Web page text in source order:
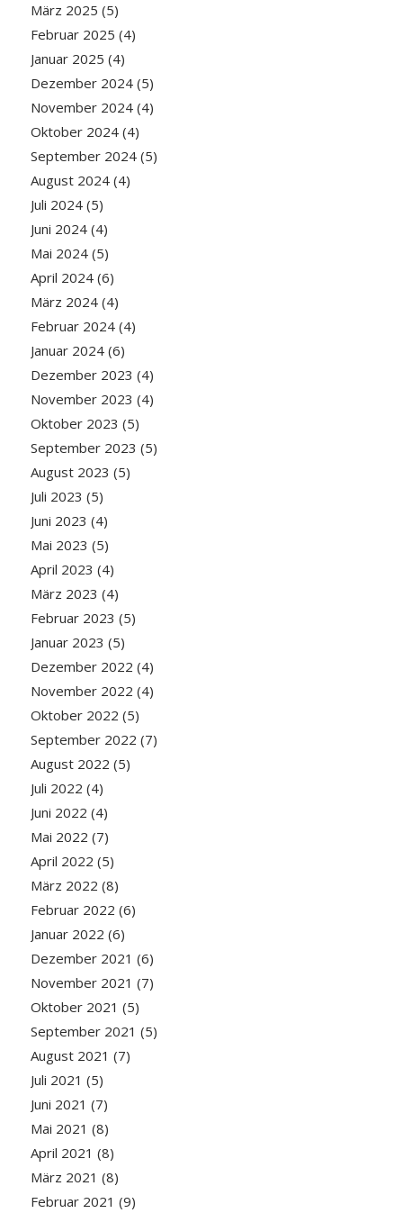
März 2025 (5)
Februar 2025 (4)
Januar 2025 (4)
Dezember 2024(5)
November 2024(4)
Oktober 2024(4)
September 2024(5)
August 2024(4)
Juli 2024(5)
Juni 2024(4)
Mai 2024(5)
April 2024(6)
März 2024(4)
Februar 2024(4)
Januar 2024(6)
Dezember 2023 (4)
November 2023 (4)
Oktober 2023 (5)
September 2023 (5)
August 2023 (5)
Juli 2023 (5)
Juni 2023 (4)
Mai 2023 (5)
April 2023 (4)
März 2023 (4)
Februar 2023 (5)
Januar 2023 (5)
Dezember 2022 (4)
November 2022 (4)
Oktober 2022 (5)
September 2022 (7)
August 2022 (5)
Juli 2022 (4)
Juni 2022 (4)
Mai 2022 (7)
April 2022 (5)
März 2022 (8)
Februar 2022 (6)
Januar 2022 (6)
Dezember 2021 (6)
November 2021 (7)
Oktober 2021 (5)
September 2021 (5)
August 2021 (7)
Juli 2021 (5)
Juni 2021 (7)
Mai 2021 (8)
April 2021 (8)
März 2021 (8)
Februar 2021 (9)